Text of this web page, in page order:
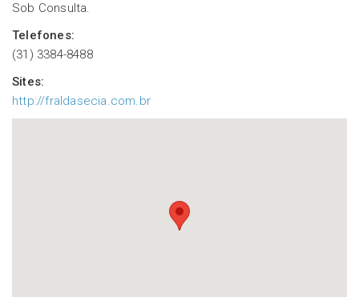
Sob Consulta.
Telefones:
(31) 3384-8488
Sites:
http://fraldasecia.com.br